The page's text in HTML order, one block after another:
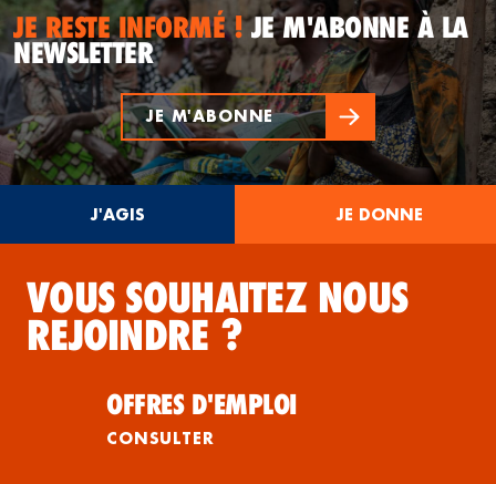
JE RESTE INFORMÉ !JE M'ABONNE À LA
NEWSLETTER
JE M'ABONNE
J'AGIS JE DONNE
VOUS SOUHAITEZ NOUS
REJOINDRE ?
OFFRES D'EMPLOI
CONSULTER